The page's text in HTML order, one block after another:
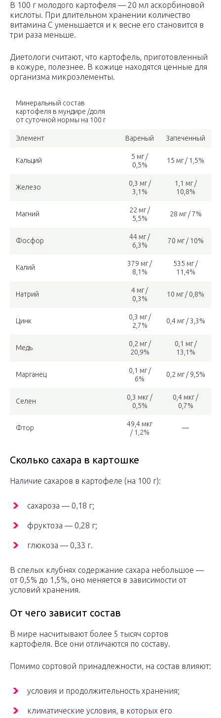
В 100 г молодого картофеля — 20 мл аскорбиновой
кислоты. При длительном хранении количество
витамина С уменьшается и к весне его становится в
три раза меньше.
Диетологи считают, что картофель, приготовленный
в кожуре, полезнее. В кожице находятся ценные для
организма микроэлементы.
Минеральный состав
картофеля в мундире /доля
от суточной нормы на 100 г
Элемент Вареный Запеченный
Кальций
5 мг /
0,5%
15 мг / 1,5%
Железо
0,3 мг /
3,1%
1,1 мг /
10,8%
Магний
22 мг /
5,5%
28 мг / 7%
Фосфор
44 мг /
6,3%
70 мг / 10%
Калий
379 мг /
8,1%
535 мг /
11,4%
Натрий
4 мг /
0,3%
10 мг / 0,8%
Цинк
0,3 мг /
2,7%
0,4 мг / 3,3%
Медь
0,2 мг /
20,9%
0,1 мг /
13,1%
Марганец
0,1 мг /
6%
0,2 мг / 9,5%
Селен
0,3 мкг /
0,5%
0,4 мкг /
0,7%
Фтор
49,4 мкг
/ 1,2%
—
Сколько сахара в картошке
Наличие сахаров в картофеле (на 100 г):
сахароза — 0,18 г;
фруктоза — 0,28 г;
глюкоза — 0,33 г.
В спелых клубнях содержание сахара небольшое —
от 0,5% до 1,5%, оно меняется в зависимости от
условий хранения.
От чего зависит состав
В мире насчитывают более 5 тысяч сортов
картофеля. Все они отличаются по составу.
Помимо сортовой принадлежности, на состав влияют:
условия и продолжительность хранения;
климатические условия, в которых его